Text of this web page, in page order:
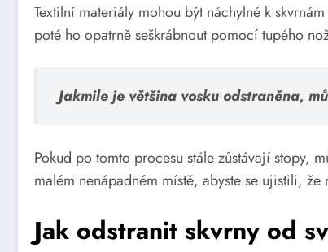
Textilní materiály mohou být náchylné k
poté ho opatrně seškrábnout pomocí tupého
Jakmile je většina vosku odstraněna,
Pokud po tomto procesu stále zůstávají stopy,
malém nenápadném místě, abyste se ujistili,
Jak odstranit skvrny od